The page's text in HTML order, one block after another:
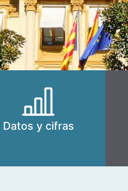
Datos y cifras